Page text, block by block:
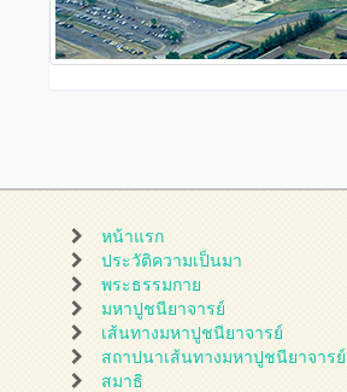
หน้าแรก
ประวัติความเป็นมา
พระธรรมกาย
มหาปูชนียาจารย์
เส้นทางมหาปูชนียาจารย์
สถาปนาเส้นทางมหาปูชนียาจารย์
สมาธิ